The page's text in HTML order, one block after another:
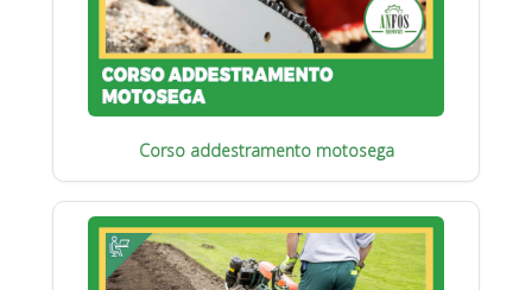
Corso addestramento motosega